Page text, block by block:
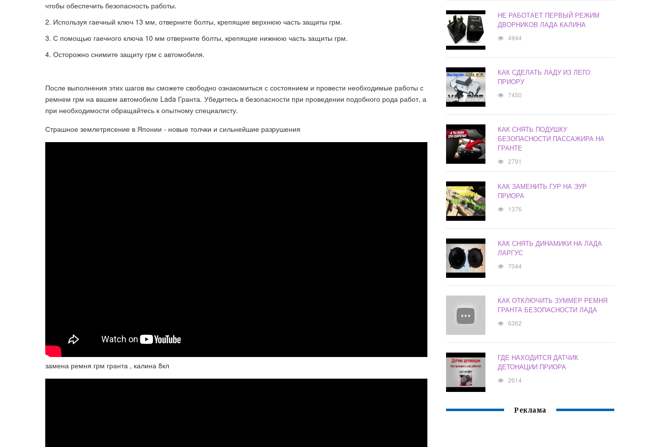
чтобы обеспечить безопасность работы.
Используя гаечный ключ 13 мм, отверните болты, крепящие верхнюю часть защиты грм.
С помощью гаечного ключа 10 мм отверните болты, крепящие нижнюю часть защиты грм.
Осторожно снимите защиту грм с автомобиля.
После выполнения этих шагов вы сможете свободно ознакомиться с состоянием и провести необходимые работы с
ремнем грм на вашем автомобиле Lada Гранта. Убедитесь в безопасности при проведении подобного рода работ, а
при необходимости обращайтесь к опытному специалисту.
Страшное землетрясение в Японии - новые толчки и сильнейшие разрушения
замена ремня грм гранта , калина 8кл
НЕ РАБОТАЕТ ПЕРВЫЙ РЕЖИМ
ДВОРНИКОВ ЛАДА КАЛИНА
4944
КАК СДЕЛАТЬ ЛАДУ ИЗ ЛЕГО
ПРИОРУ
7450
КАК СНЯТЬ ПОДУШКУ
БЕЗОПАСНОСТИ ПАССАЖИРА НА
ГРАНТЕ
2791
КАК ЗАМЕНИТЬ ГУР НА ЭУР
ПРИОРА
1376
КАК СНЯТЬ ДИНАМИКИ НА ЛАДА
ЛАРГУС
7044
КАК ОТКЛЮЧИТЬ ЗУММЕР РЕМНЯ
ГРАНТА БЕЗОПАСНОСТИ ЛАДА
6362
ГДЕ НАХОДИТСЯ ДАТЧИК
ДЕТОНАЦИИ ПРИОРА
2614
Реклама